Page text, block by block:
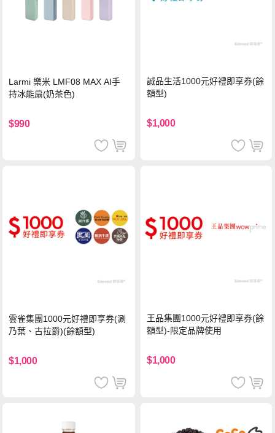
Larmi 樂米 LMF08 MAX AI手
持冰能扇(奶茶色)
$990
誠品生活1000元好禮即享券(餘
額型)
$1,000
雲雀集團1000元好禮即享券(涮
乃葉、古拉爵)(餘額型)
$1,000
王品集團1000元好禮即享券(餘
額型)-限定品牌使用
$1,000